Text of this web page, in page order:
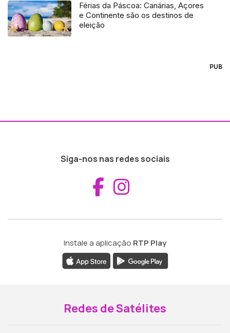
Férias da Páscoa: Canárias, Açores
e Continente são os destinos de
eleição
PUB
Siga-nos nas redes sociais
Aceder ao
Instale a aplicação RTP Play
Redes de Satélites